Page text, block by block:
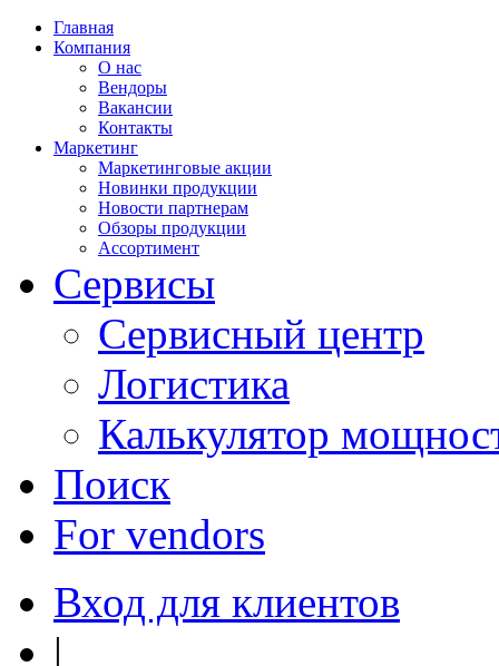
Главная
Компания
О нас
Вендоры
Вакансии
Контакты
Маркетинг
Маркетинговые акции
Новинки продукции
Новости партнерам
Обзоры продукции
Ассортимент
Сервисы
Сервисный центр
Логистика
Калькулятор
Поиск
For vendors
Вход для клиентов
|